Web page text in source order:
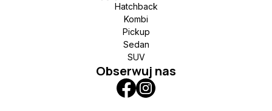
Hatchback
Kombi
Pickup
Sedan
SUV
Obserwuj nas